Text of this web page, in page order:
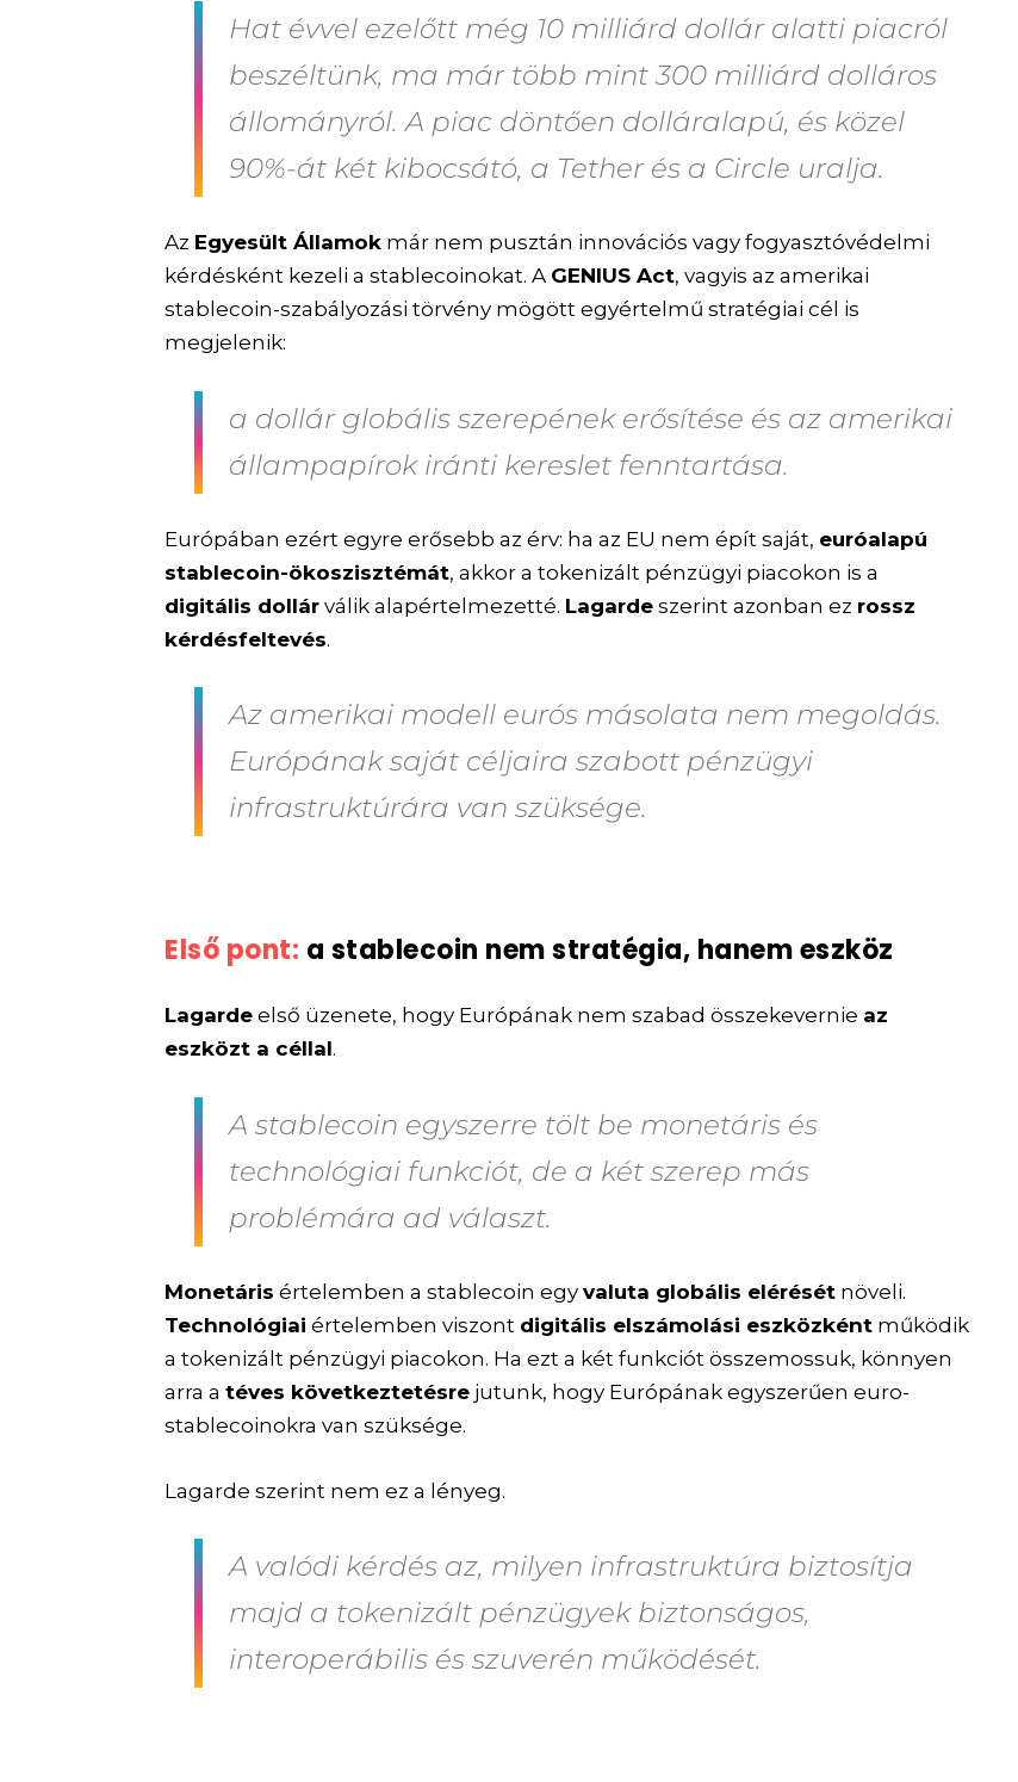
Hat évvel ezelőtt még 10 milliárd dollár alatti piacról
beszéltünk, ma már több mint 300 milliárd dolláros
állományról. A piac döntően dolláralapú, és közel
90%-át két kibocsátó, a Tether és a Circle uralja.
Az Egyesült Államok már nem pusztán innovációs vagy fogyasztóvédelmi
kérdésként kezeli a stablecoinokat. A GENIUS Act, vagyis az amerikai
stablecoin-szabályozási törvény mögött egyértelmű stratégiai cél is
megjelenik:
a dollár globális szerepének erősítése és az amerikai
állampapírok iránti kereslet fenntartása.
Európában ezért egyre erősebb az érv: ha az EU nem épít saját, euróalapú
stablecoin-ökoszisztémát, akkor a tokenizált pénzügyi piacokon is a
digitális dollár válik alapértelmezetté. Lagarde szerint azonban ez rossz
kérdésfeltevés.
Az amerikai modell eurós másolata nem megoldás.
Európának saját céljaira szabott pénzügyi
infrastruktúrára van szüksége.
Első pont: a stablecoin nem stratégia, hanem eszköz
Lagarde első üzenete, hogy Európának nem szabad összekevernie az
eszközt a céllal.
A stablecoin egyszerre tölt be monetáris és
technológiai funkciót, de a két szerep más
problémára ad választ.
Monetáris értelemben a stablecoin egyvaluta globális elérését növeli.
Technológiai értelemben viszont digitális elszámolási eszközként működik
a tokenizált pénzügyi piacokon. Ha ezt a két funkciót összemossuk, könnyen
arra atéves következtetésre jutunk, hogy Európának egyszerűen euro-
stablecoinokra van szüksége.
Lagarde szerint nem ez a lényeg.
A valódi kérdés az, milyen infrastruktúra biztosítja
majd a tokenizált pénzügyek biztonságos,
interoperábilis és szuverén működését.